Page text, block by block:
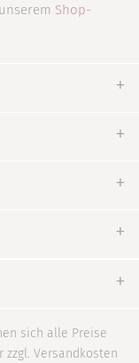
Shop-
sich alle Preise
Versandkosten